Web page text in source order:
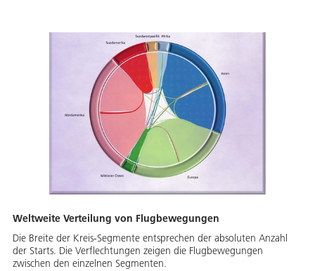
Weltweite Verteilung von Flugbewegungen
Die Breite der Kreis-Segmente entsprechen der absoluten Anzahl
der Starts. Die Verflechtungen zeigen die Flugbewegungen
zwischen den einzelnen Segmenten.